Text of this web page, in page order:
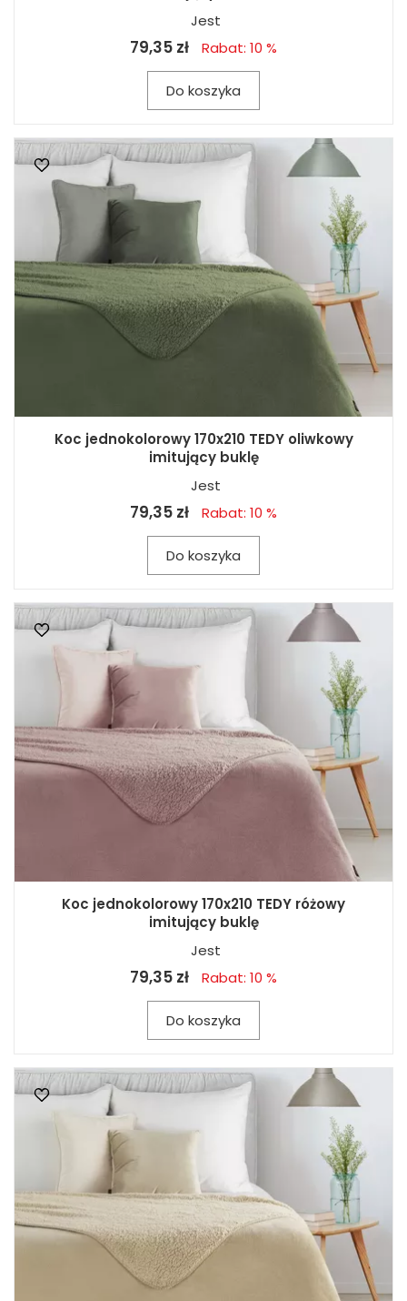
Jest
79,35 zł Rabat: 10 %
Do koszyka
Koc jednokolorowy 170x210 TEDY oliwkowy
imitujący buklę
Jest
79,35 zł Rabat: 10 %
Do koszyka
Koc jednokolorowy 170x210 TEDY różowy
imitujący buklę
Jest
79,35 zł Rabat: 10 %
Do koszyka